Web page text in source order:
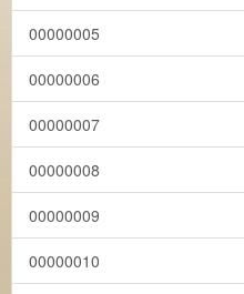
00000005
00000006
00000007
00000008
00000009
00000010